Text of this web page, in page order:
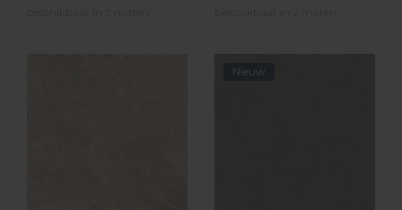
Nieuw